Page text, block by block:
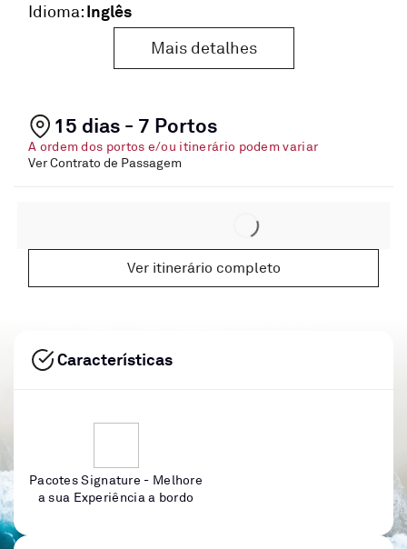
Idioma:Inglês
Mais detalhes
15 dias - 7 Portos
A ordem dos portos e/ou itinerário podem variar
Ver Contrato de Passagem
Ver itinerário completo
Características
Pacotes Signature - Melhore
a sua Experiência a bordo